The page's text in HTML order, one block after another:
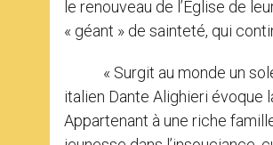
le renouveau de l’Eglise de
« géant » de sainteté, qui
« Surgit au monde un
italien Dante Alighieri évoque
Appartenant à une riche